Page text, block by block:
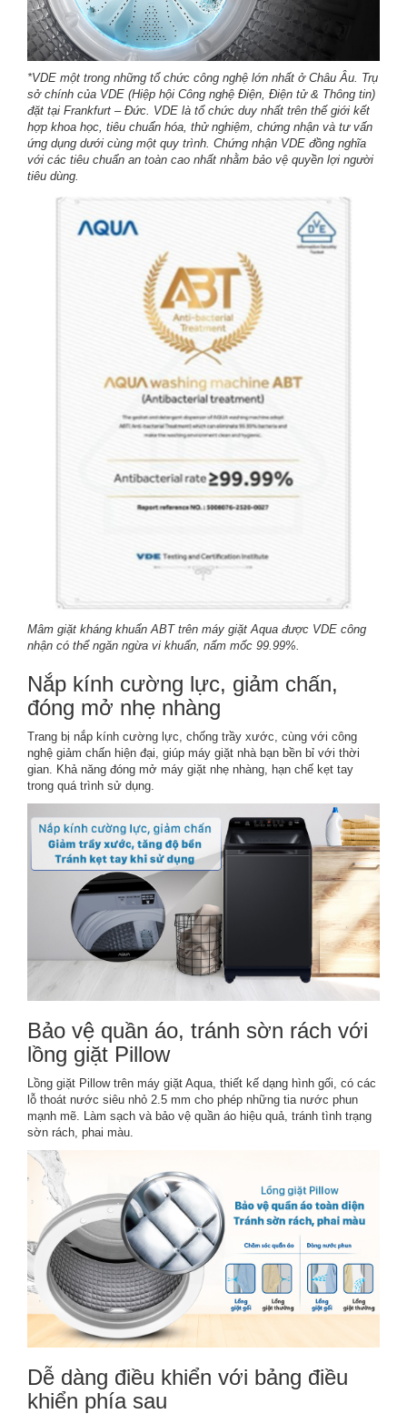
*VDE một trong những tổ chức công nghệ lớn nhất ở Châu Âu. Trụ
sở chính của VDE (Hiệp hội Công nghệ Điện, Điện tử & Thông tin)
đặt tại Frankfurt – Đức. VDE là tổ chức duy nhất trên thế giới kết
hợp khoa học, tiêu chuẩn hóa, thử nghiệm, chứng nhận và tư vấn
ứng dụng dưới cùng một quy trình. Chứng nhận VDE đồng nghĩa
với các tiêu chuẩn an toàn cao nhất nhằm bảo vệ quyền lợi người
tiêu dùng.
Mâm giặt kháng khuẩn ABT trên máy giặt Aqua được VDE công
nhận có thể ngăn ngừa vi khuẩn, nấm mốc 99.99%.
Nắp kính cường lực, giảm chấn,
đóng mở nhẹ nhàng
Trang bị nắp kính cường lực, chống trầy xước, cùng với công
nghệ giảm chấn hiện đại, giúp máy giặt nhà bạn bền bỉ với thời
gian. Khả năng đóng mở máy giặt nhẹ nhàng, hạn chế kẹt tay
trong quá trình sử dụng.
Bảo vệ quần áo, tránh sờn rách với
lồng giặt Pillow
Lồng giặt Pillow trên máy giặt Aqua, thiết kế dạng hình gối, có các
lỗ thoát nước siêu nhỏ 2.5 mm cho phép những tia nước phun
mạnh mẽ. Làm sạch và bảo vệ quần áo hiệu quả, tránh tình trạng
sờn rách, phai màu.
Dễ dàng điều khiển với bảng điều
khiển phía sau